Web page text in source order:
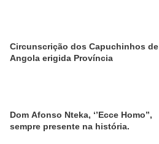
Circunscrição dos Capuchinhos de
Angola erigida Província
Dom Afonso Nteka, ‘’Ecce Homo’’,
sempre presente na história.